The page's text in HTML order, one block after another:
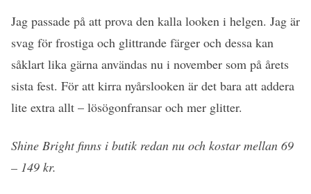
Jag passade på att prova den kalla looken i helgen. Jag är
svag för frostiga och glittrande färger och dessa kan
såklart lika gärna användas nu i november som på årets
sista fest. För att kirra nyårslooken är det bara att addera
lite extra allt – lösögonfransar och mer glitter.
Shine Bright finns i butik redan nu och kostar mellan 69
– 149 kr.